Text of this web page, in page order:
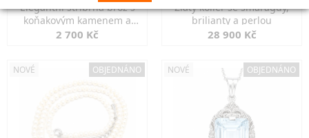
Elegantní stříbrná brož s
koňakovým kamenem a
markazity
2 700 Kč
Zlatý kolier se smaragdy,
brilianty a perlou
28 900 Kč
NOVÉ OBJEDNÁNO NOVÉ OBJEDNÁNO